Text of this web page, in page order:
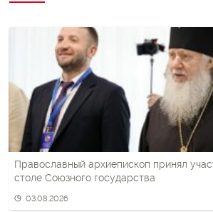
Православный архиепископ принял
столе Союзного государства
03.08.2026